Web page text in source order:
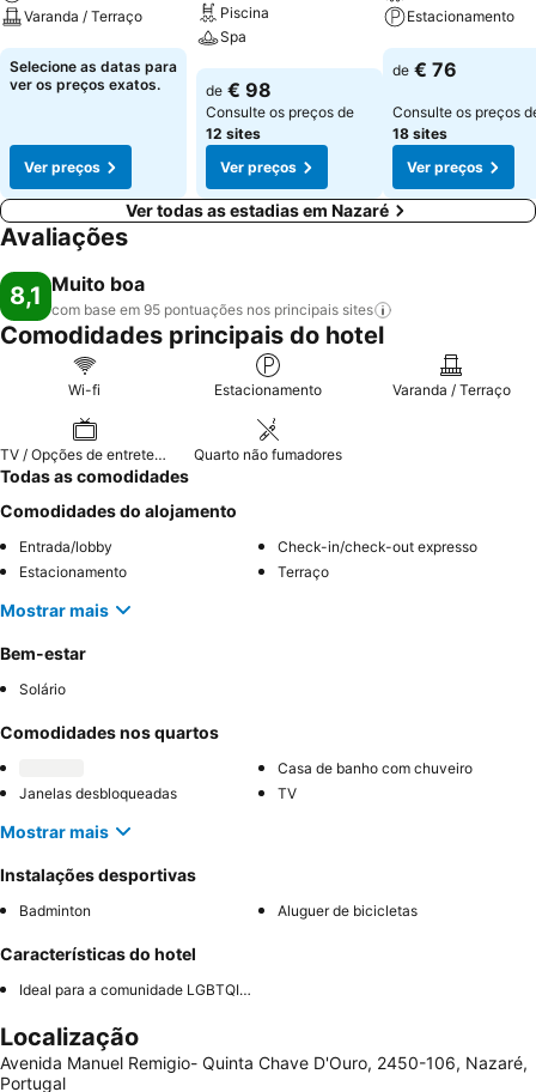
Varanda / Terraço
Ver preços
Selecione as datas para
ver os preços exatos.
Ver preços
Piscina
Spa
Ver preços
de € 98
Consulte os preços de
12 sites
Ver preços
Estacionamento
Ver preços
de € 76
Consulte os preços
18 sites
Ver preços
Ver todas as estadias em Nazaré
Avaliações
8,1 Muito boa
com base em 95 pontuações nos principais sites
Comodidades principais do hotel
Wi-fi Estacionamento Varanda / Terraço
TV / Opções de entretenimento Quarto não fumadores
Todas as comodidades
Comodidades do alojamento
Entrada/lobby
Check-in/check-out expresso
Estacionamento
Terraço
Mostrar mais
Bem-estar
Solário
Comodidades nos quartos
Casa de banho com chuveiro
Janelas desbloqueadas
TV
Mostrar mais
Instalações desportivas
Badminton Aluguer de bicicletas
Características do hotel
Ideal para a comunidade LGBTQIA+
Localização
Avenida Manuel Remigio- Quinta Chave D'Ouro, 2450-106, Nazaré,
Portugal